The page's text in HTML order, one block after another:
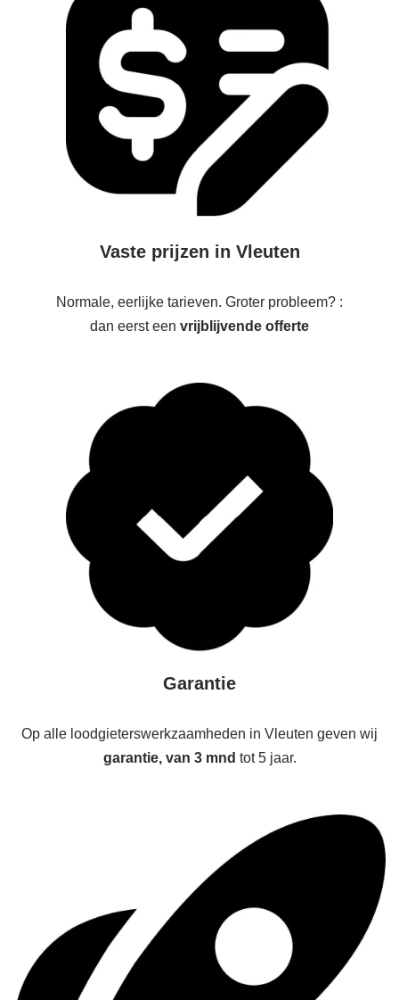
Vaste prijzen in Vleuten
Normale, eerlijke tarieven. Groter probleem? :
dan eerst een vrijblijvende offerte
Garantie
Op alle loodgieterswerkzaamheden in Vleuten geven wij
garantie, van 3 mnd tot 5 jaar.